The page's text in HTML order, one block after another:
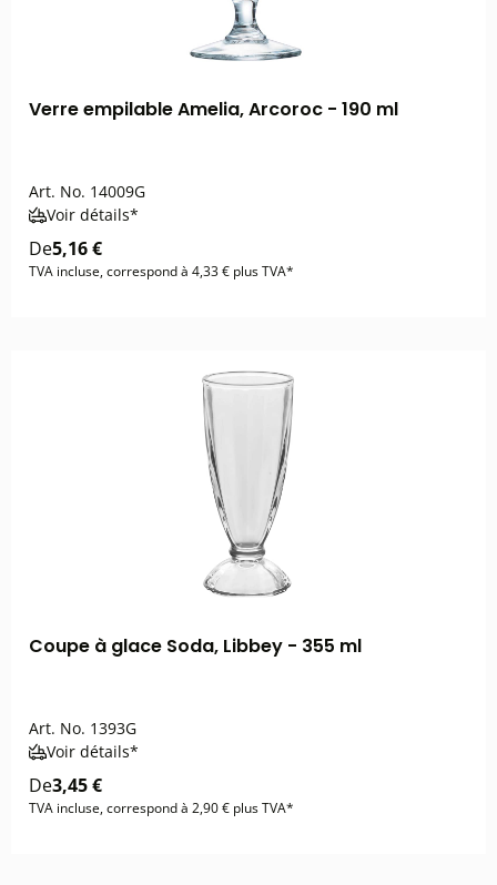
Verre empilable Amelia, Arcoroc - 190 ml
Art. No. 14009G
Voir détails*
De5,16 €
TVA incluse, correspond à 4,33 € plus TVA*
Coupe à glace Soda, Libbey - 355 ml
Art. No. 1393G
Voir détails*
De3,45 €
TVA incluse, correspond à 2,90 € plus TVA*